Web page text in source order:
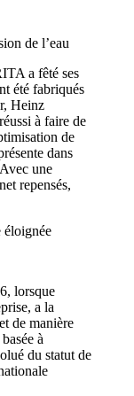
de l’eau
a fêté ses
été fabriqués
Heinz
à faire de
de
dans
une
repensés,
lorsque
a la
de manière
à
du statut de